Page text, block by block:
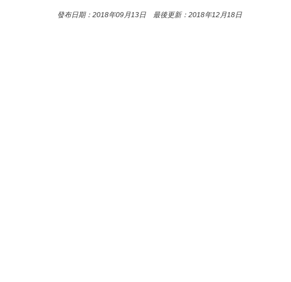
發布日期：2018年09月13日 最後更新：2018年12月18日